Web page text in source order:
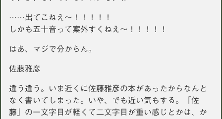
……出てこねえ〜！！！！！
しかも五十音って案外すくねえ〜！！！！！
はあ、マジで分からん。
佐藤雅彦
違う違う。いま近くに佐藤雅彦の本があったからなんと
なく書いてしまった。いや、でも近い気もする。「佐
藤」の一文字目が軽くて二文字目が重い感じとかは、か